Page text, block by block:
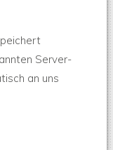
Server-
an uns